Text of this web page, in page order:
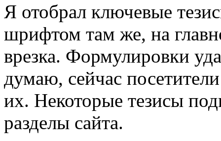
Я отобрал ключевые
шрифтом там же, на
врезка. Формулировки
думаю, сейчас
их. Некоторые тезисы
разделы сайта.